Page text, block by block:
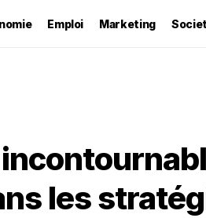
Emploi Marketing
les